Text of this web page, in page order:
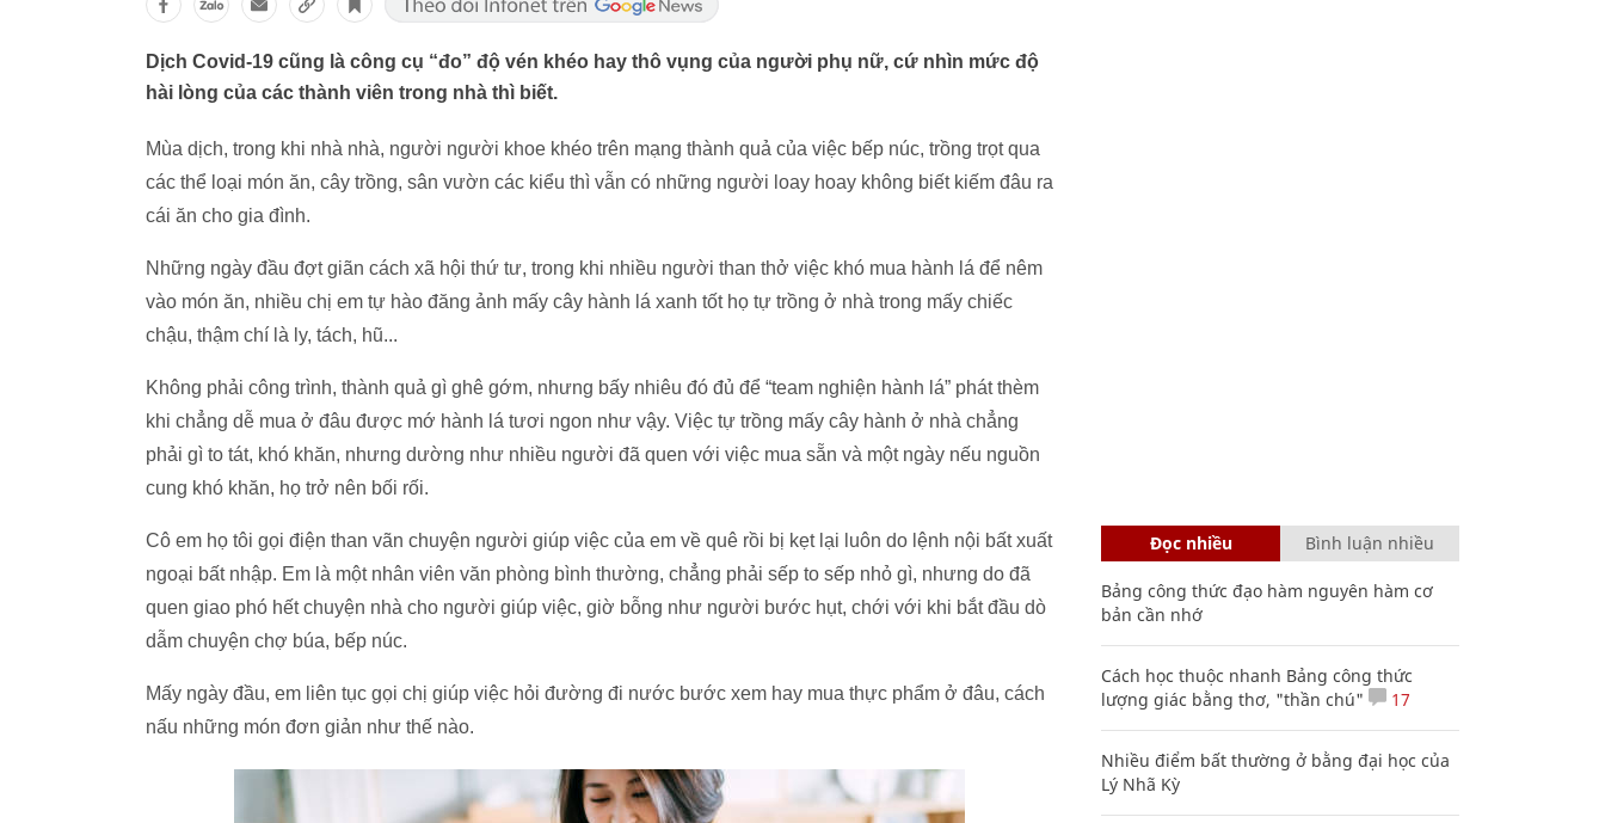
Dịch Covid-19 cũng là công cụ “đo” độ vén khéo hay thô vụng của người phụ nữ, cứ nhìn mức độ
hài lòng của các thành viên trong nhà thì biết.
Mùa dịch, trong khi nhà nhà, người người khoe khéo trên mạng thành quả của việc bếp núc, trồng trọt qua
các thể loại món ăn, cây trồng, sân vườn các kiểu thì vẫn có những người loay hoay không biết kiếm đâu ra
cái ăn cho gia đình.
Những ngày đầu đợt giãn cách xã hội thứ tư, trong khi nhiều người than thở việc khó mua hành lá để nêm
vào món ăn, nhiều chị em tự hào đăng ảnh mấy cây hành lá xanh tốt họ tự trồng ở nhà trong mấy chiếc
chậu, thậm chí là ly, tách, hũ...
Không phải công trình, thành quả gì ghê gớm, nhưng bấy nhiêu đó đủ để “team nghiện hành lá” phát thèm
khi chẳng dễ mua ở đâu được mớ hành lá tươi ngon như vậy. Việc tự trồng mấy cây hành ở nhà chẳng
phải gì to tát, khó khăn, nhưng dường như nhiều người đã quen với việc mua sẵn và một ngày nếu nguồn
cung khó khăn, họ trở nên bối rối.
Cô em họ tôi gọi điện than vãn chuyện người giúp việc của em về quê rồi bị kẹt lại luôn do lệnh nội bất xuất
ngoại bất nhập. Em là một nhân viên văn phòng bình thường, chẳng phải sếp to sếp nhỏ gì, nhưng do đã
quen giao phó hết chuyện nhà cho người giúp việc, giờ bỗng như người bước hụt, chới với khi bắt đầu dò
dẫm chuyện chợ búa, bếp núc.
Mấy ngày đầu, em liên tục gọi chị giúp việc hỏi đường đi nước bước xem hay mua thực phẩm ở đâu, cách
nấu những món đơn giản như thế nào.
Đọc nhiều Bình luận nhiều
Bảng công thức đạo hàm nguyên hàm cơ
bản cần nhớ
Cách học thuộc nhanh Bảng công thức
lượng giác bằng thơ, "thần chú"
17
Nhiều điểm bất thường ở bằng đại học của
Lý Nhã Kỳ